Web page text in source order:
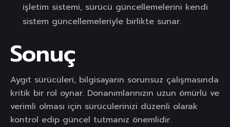
işletim sistemi, sürücü güncellemelerini kendi
sistem güncellemeleriyle birlikte sunar.
Sonuç
Aygıt sürücüleri, bilgisayarın sorunsuz çalışmasında
kritik bir rol oynar. Donanımlarınızın uzun ömürlü ve
verimli olması için sürücülerinizi düzenli olarak
kontrol edip güncel tutmanız önemlidir.